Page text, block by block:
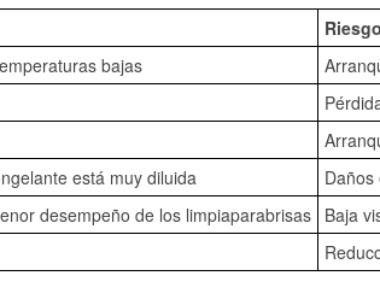
bajas
está muy diluida
desempeño de los limpiaparabrisas Baja